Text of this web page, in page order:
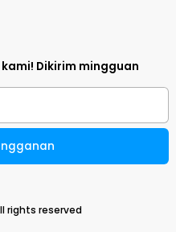
kami! Dikirim mingguan
rights reserved